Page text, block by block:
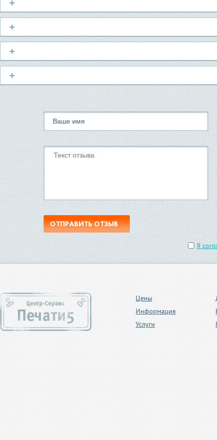
ОТПРАВИТЬ ОТЗЫВ
Я
Цены
Информация
Услуги